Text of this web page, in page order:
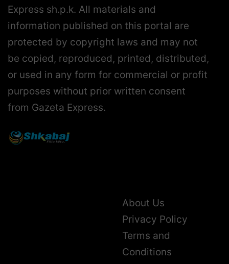
Express sh.p.k. All materials and
information published on this portal are
protected by copyright laws and may not
be copied, reproduced, printed, distributed,
or used in any form for commercial or profit
purposes without prior written consent
from Gazeta Express.
About Us
Privacy Policy
Terms and
Conditions